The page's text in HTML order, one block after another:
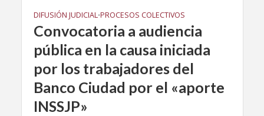
DIFUSIÓN JUDICIAL•PROCESOS COLECTIVOS
Convocatoria a audiencia
pública en la causa iniciada
por los trabajadores del
Banco Ciudad por el «aporte
INSSJP»